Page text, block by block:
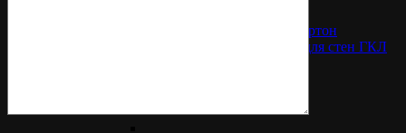
ламинированный гипсокартон
Гипсовиниловые панели для стен ГКЛ